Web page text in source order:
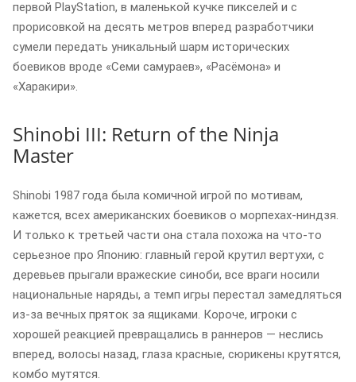
первой PlayStation, в маленькой кучке пикселей и с
прорисовкой на десять метров вперед разработчики
сумели передать уникальный шарм исторических
боевиков вроде «Семи самураев», «Расёмона» и
«Харакири».
Shinobi III: Return of the Ninja
Master
Shinobi 1987 года была комичной игрой по мотивам,
кажется, всех американских боевиков о морпехах-ниндзя.
И только к третьей части она стала похожа на что-то
серьезное про Японию: главный герой крутил вертухи, с
деревьев прыгали вражеские синоби, все враги носили
национальные наряды, а темп игры перестал замедляться
из-за вечных пряток за ящиками. Короче, игроки с
хорошей реакцией превращались в раннеров — неслись
вперед, волосы назад, глаза красные, сюрикены крутятся,
комбо мутятся.